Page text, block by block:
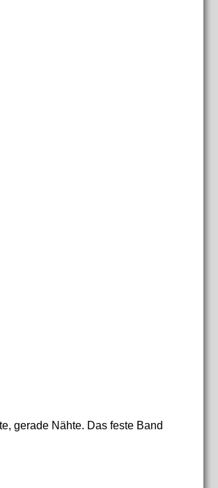
gerade Nähte. Das feste Band